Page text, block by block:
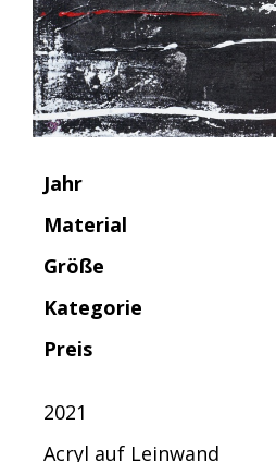
Jahr
Material
Größe
Kategorie
Preis
2021
Acryl auf Leinwand